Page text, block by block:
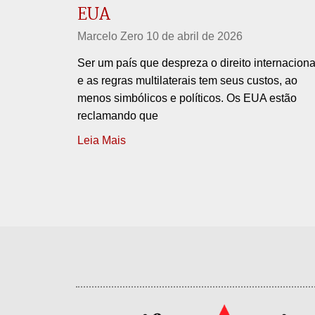
EUA
Marcelo Zero 10 de abril de 2026
Ser um país que despreza o direito
e as regras multilaterais tem seus custos, ao
menos simbólicos e políticos. Os EUA estão
reclamando que
Leia Mais